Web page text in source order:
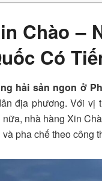
Chào –
Có
hải sản ngon ở
địa phương. Với
nhà hàng Xin
pha chế theo công